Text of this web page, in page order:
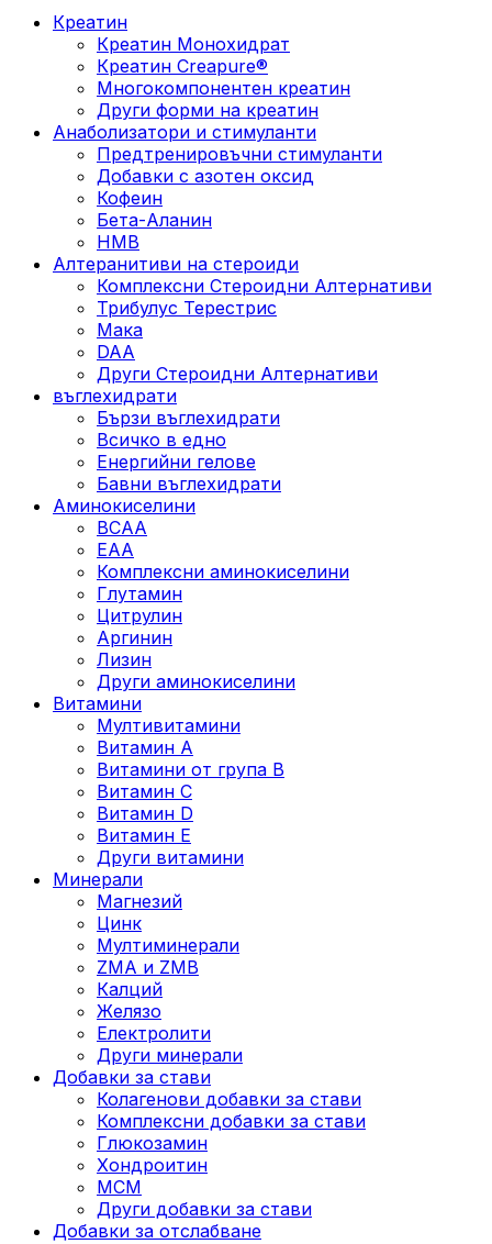
Креатин
Креатин Монохидрат
Креатин Creapure®
Многокомпонентен креатин
Други форми на креатин
Анаболизатори и стимуланти
Предтренировъчни стимуланти
Добавки с азотен оксид
Кофеин
Бета-Аланин
HMB
Алтеранитиви на стероиди
Комплексни Стероидни Алтернативи
Трибулус Терестрис
Maка
DAA
Други Стероидни Алтернативи
въглехидрати
Бързи въглехидрати
Всичко в едно
Енергийни гелове
Бавни въглехидрати
Аминокиселини
BCAA
EAA
Комплексни аминокиселини
Глутамин
Цитрулин
Аргинин
Лизин
Други аминокиселини
Витамини
Мултивитамини
Витамин А
Витамини от група B
Витамин C
Витамин D
Витамин E
Други витамини
Минерали
Магнезий
Цинк
Мултиминерали
ZMA и ZMB
Калций
Желязо
Електролити
Други минерали
Добавки за стави
Колагенови добавки за стави
Комплексни добавки за стави
Глюкозамин
Хондроитин
МСМ
Други добавки за стави
Добавки за отслабване